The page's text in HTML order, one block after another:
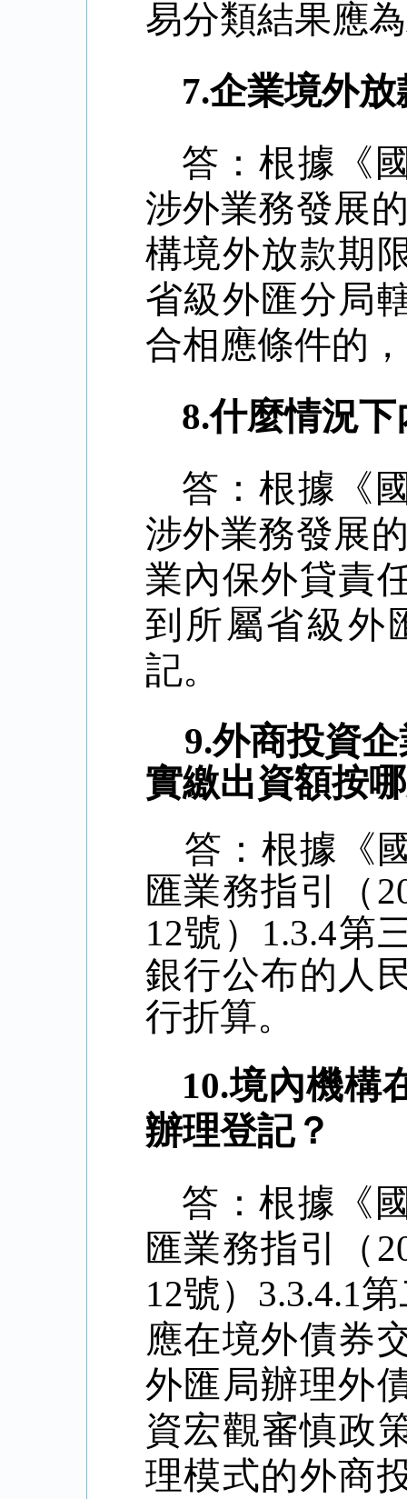
易分類結果應
7.企業境外
答：根據《
涉外業務發展
構境外放款期
省級外匯分局
合相應條件的
8.什麼情況
答：根據《
涉外業務發展
業內保外貸責
到所屬省級外
記。
9.外商投資
實繳出資額按
答： 根據《
匯業務指引（
12號）1.3.4第
銀行公布的人
行折算。
10.境內機構
辦理登記？
答：根據《
匯業務指引（
12號） 3.3.4.1
應在境外債券
外匯局辦理外
資宏觀審慎政
理模式的外商